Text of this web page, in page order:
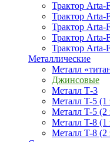
Трактор Arta-
Трактор Arta-
Трактор Arta-
Трактор Arta-
Трактор Arta-
Металлические
Металл
Джинсовые
Металл Т-3
Металл T-5 (1
Металл T-5 (2
Металл T-8 (1
Металл T-8 (2